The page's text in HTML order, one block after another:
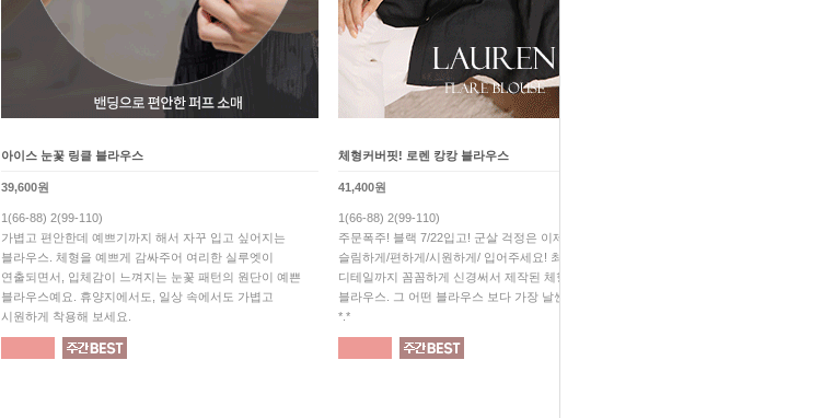
아이스 눈꽃 링클 블라우스
39,600원
1(66-88) 2(99-110)
가볍고 편안한데 예쁘기까지 해서 자꾸 입고 싶어지는
블라우스. 체형을 예쁘게 감싸주어 여리한 실루엣이
연출되면서, 입체감이 느껴지는 눈꽃 패턴의 원단이 예쁜
블라우스예요. 휴양지에서도, 일상 속에서도 가볍고
시원하게 착용해 보세요.
체형커버핏! 로렌 캉캉 블라우스
41,400원
1(66-88) 2(99-110)
주문폭주! 블랙 7/22입고! 군살 걱정은 이제 그만^^ 예쁘게/
슬림하게/편하게/시원하게/ 입어주세요! 최고의 원단! 작은
디테일까지 꼼꼼하게 신경써서 제작된 체형 완벽커버
블라우스. 그 어떤 블라우스 보다 가장 날씬해 보일꺼예요
*.*